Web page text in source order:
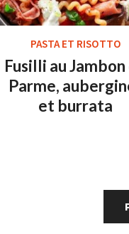
PASTA ET RISOTTO
Fusilli au Jambon
Parme,
et burrata